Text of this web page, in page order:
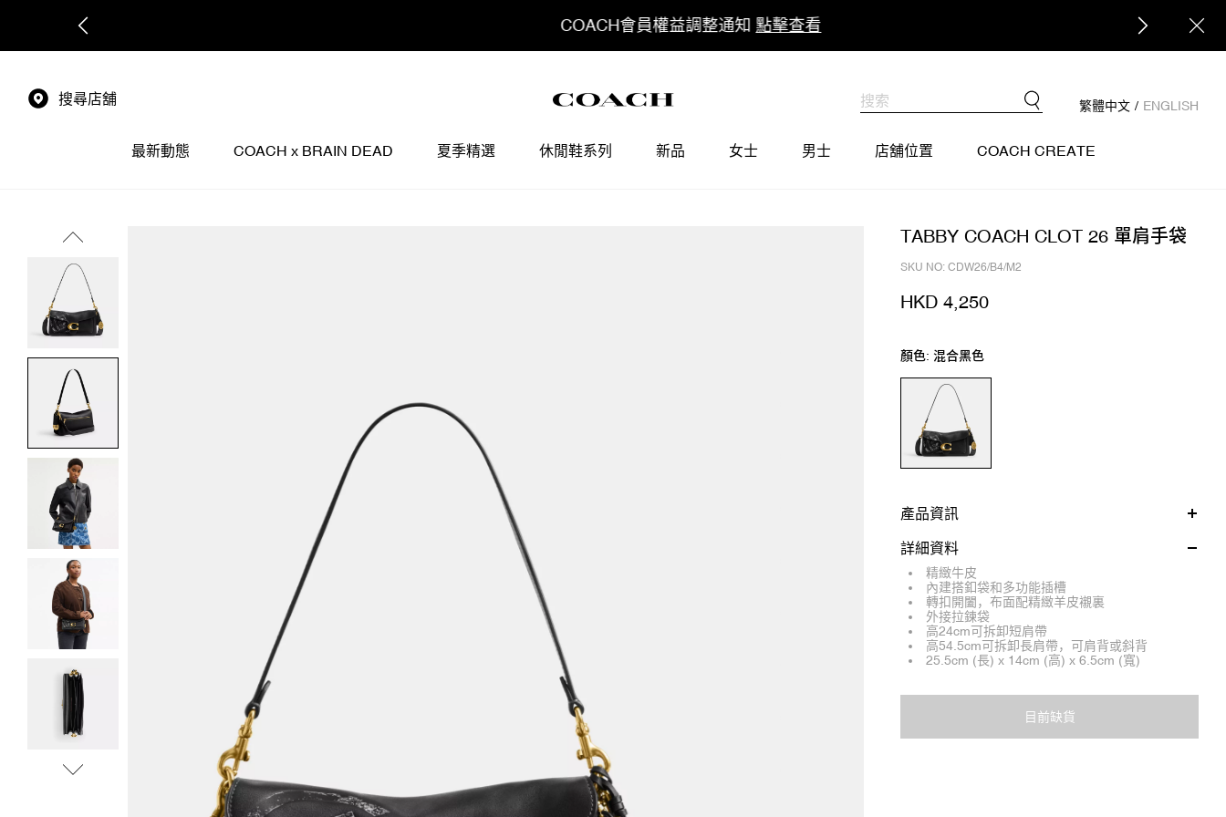
COACH會員權益調整通知點擊查看
搜尋店舖 繁體中文 / ENGLISH
最新動態 COACH x BRAIN DEAD 夏季精選 休閒鞋系列 新品 女士 男士 店舖位置 COACH CREATE
TABBY COACH CLOT 26 單肩手袋
SKU NO: CDW26/B4/M2
HKD 4,250
顏色: 混合黑色
產品資訊
詳細資料
精緻牛皮
內建搭釦袋和多功能插槽
轉扣開闔，布面配精緻羊皮襯裏
外接拉鍊袋
高24cm可拆卸短肩帶
高54.5cm可拆卸長肩帶，可肩背或斜背
25.5cm (長) x 14cm (高) x 6.5cm (寬)
目前缺貨